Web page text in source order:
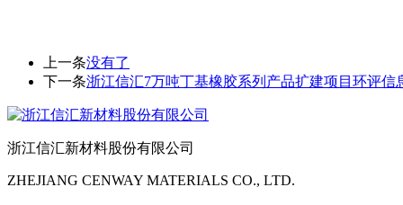
上一条没有了
下一条浙江信汇7万吨丁基橡胶系列产品扩建项目环评信
浙江信汇新材料股份有限公司
ZHEJIANG CENWAY MATERIALS CO., LTD.